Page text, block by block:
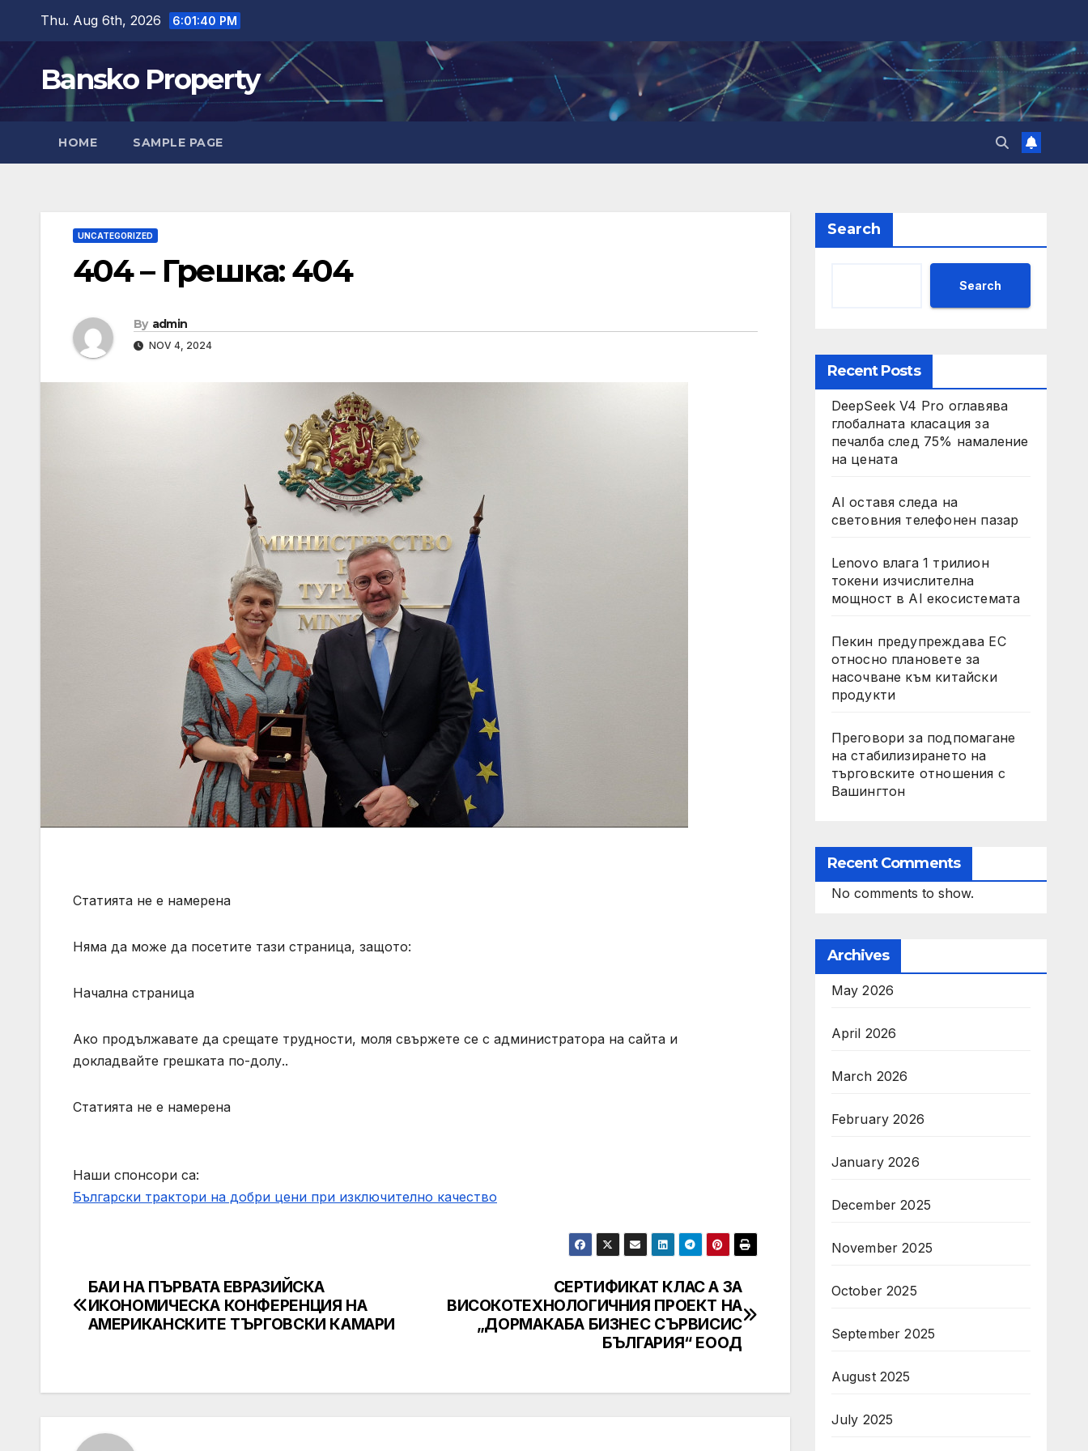
content
Thu. Aug 6th, 2026 6:01:41 PM
Bansko Property
HOME SAMPLE PAGE
UNCATEGORIZED
404 – Грешка: 404
By admin
NOV 4, 2024
Статията не е намерена
Няма да може да посетите тази страница, защото:
Начална страница
Ако продължавате да срещате трудности, моля свържете се с администратора на сайта и
докладвайте грешката по-долу..
Статията не е намерена
Наши спонсори са:
Български трактори на добри цени при изключително качество
Post
navigation
СЕРТИФИКАТ КЛАС А ЗА
ВИСОКОТЕХНОЛОГИЧНИЯ ПРОЕКТ НА
„ДОРМАКАБА БИЗНЕС СЪРВИСИС
БЪЛГАРИЯ“ ЕООД
БАИ НА ПЪРВАТА ЕВРАЗИЙСКА
ИКОНОМИЧЕСКА КОНФЕРЕНЦИЯ НА
АМЕРИКАНСКИТЕ ТЪРГОВСКИ КАМАРИ
Search
Search
Recent Posts
DeepSeek V4 Pro оглавява
глобалната класация за
печалба след 75% намаление
на цената
AI оставя следа на
световния телефонен пазар
Lenovo влага 1 трилион
токени изчислителна
мощност в AI екосистемата
Пекин предупреждава ЕС
относно плановете за
насочване към китайски
продукти
Преговори за подпомагане
на стабилизирането на
търговските отношения с
Вашингтон
Recent Comments
No comments to show.
Archives
May 2026
April 2026
March 2026
February 2026
January 2026
December 2025
November 2025
October 2025
September 2025
August 2025
July 2025